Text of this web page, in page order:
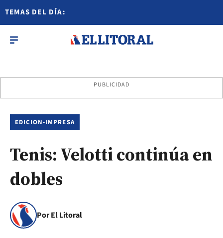
TEMAS DEL DÍA:
PUBLICIDAD
EDICION-IMPRESA
Tenis: Velotti continúa en
dobles
Por El Litoral